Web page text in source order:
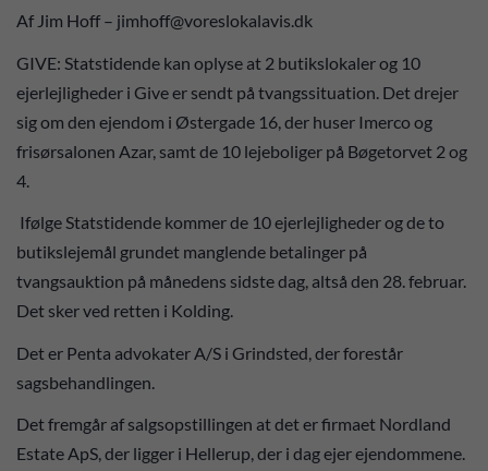
Af Jim Hoff – jimhoff@voreslokalavis.dk
GIVE: Statstidende kan oplyse at 2 butikslokaler og 10
ejerlejligheder i Give er sendt på tvangssituation. Det drejer
sig om den ejendom i Østergade 16, der huser Imerco og
frisørsalonen Azar, samt de 10 lejeboliger på Bøgetorvet 2 og
4.
Ifølge Statstidende kommer de 10 ejerlejligheder og de to
butikslejemål grundet manglende betalinger på
tvangsauktion på månedens sidste dag, altså den 28. februar.
Det sker ved retten i Kolding.
Det er Penta advokater A/S i Grindsted, der forestår
sagsbehandlingen.
Det fremgår af salgsopstillingen at det er firmaet Nordland
Estate ApS, der ligger i Hellerup, der i dag ejer ejendommene.